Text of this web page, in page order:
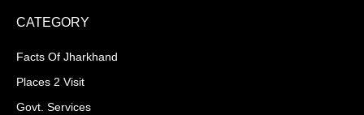
CATEGORY
Facts Of Jharkhand
Places 2 Visit
Govt. Services